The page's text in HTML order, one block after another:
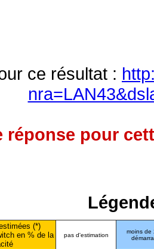
ce résultat :
réponse pour
(*)
en % de la
pas d'estimation
moins de